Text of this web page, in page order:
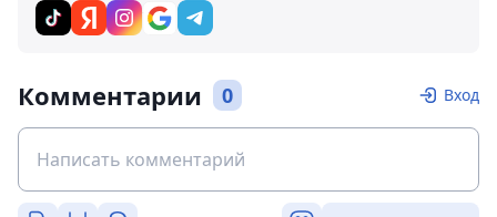
Комментарии 0 Вход